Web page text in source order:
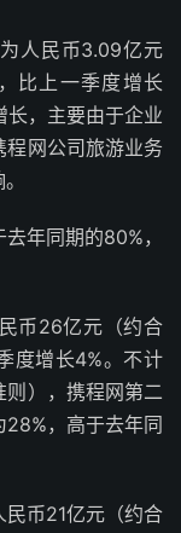
人民币3.09亿元
比上一季度增长
，主要由于企业
网公司旅游业务
年同期的80%，
币26亿元（约合
度增长4%。不计
），携程网第二
，高于去年同
币21亿元（约合